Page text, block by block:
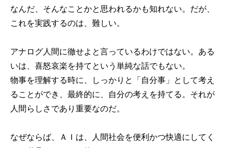
なんだ、そんなことかと思われるかも知れない。だが、
これを実践するのは、難しい。
アナログ人間に徹せよと言っているわけではない。ある
いは、喜怒哀楽を持てという単純な話でもない。
物事を理解する時に、しっかりと「自分事」として考え
ることができ、最終的に、自分の考えを持てる。それが
人間らしさであり重要なのだ。
なぜならば、ＡＩは、人間社会を便利かつ快適にしてく